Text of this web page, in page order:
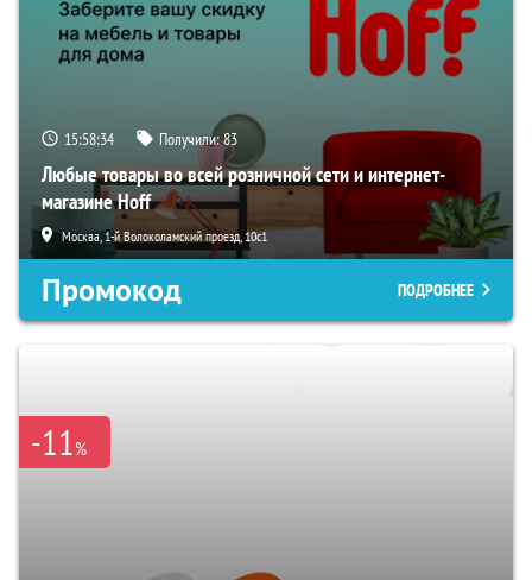
15:58:33 Получили:83
Любые товары во всей розничной сети и интернет-
магазине Hoff
Москва, 1-й Волоколамский проезд, 10с1
Промокод ПОДРОБНЕЕ
-11%